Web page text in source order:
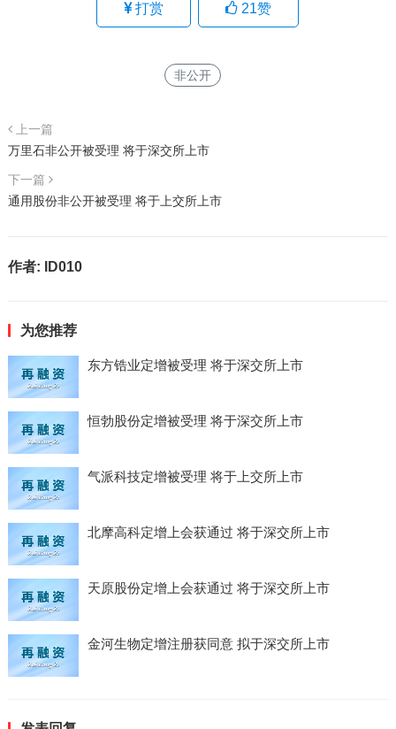
打赏 21赞
非公开
上一篇
万里石非公开被受理 将于深交所上市
下一篇
通用股份非公开被受理 将于上交所上市
作者: ID010
为您推荐
东方锆业定增被受理 将于深交所上市
恒勃股份定增被受理 将于深交所上市
气派科技定增被受理 将于上交所上市
北摩高科定增上会获通过 将于深交所上市
天原股份定增上会获通过 将于深交所上市
金河生物定增注册获同意 拟于深交所上市